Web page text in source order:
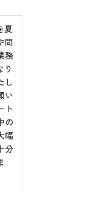
夏
問
務
り
し
い
ト
の
幅
分